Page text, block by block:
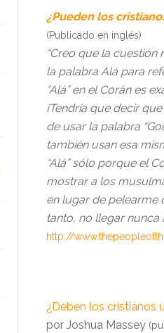
¿Pueden los
(Publicado en inglés)
“Creo que la
la palabra Alá para
“Alá” en el Corán es
¡Tendría que decir
de usar la palabra
también usan esa
“Alá” sólo porque el
mostrar a los
en lugar de pelearme
tanto, no llegar nunca
http://
¿Deben los cristianos
por Joshua Massey